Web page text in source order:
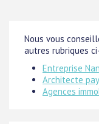
Nous vous
autres rubriques
Entreprise
Architecte
Agences